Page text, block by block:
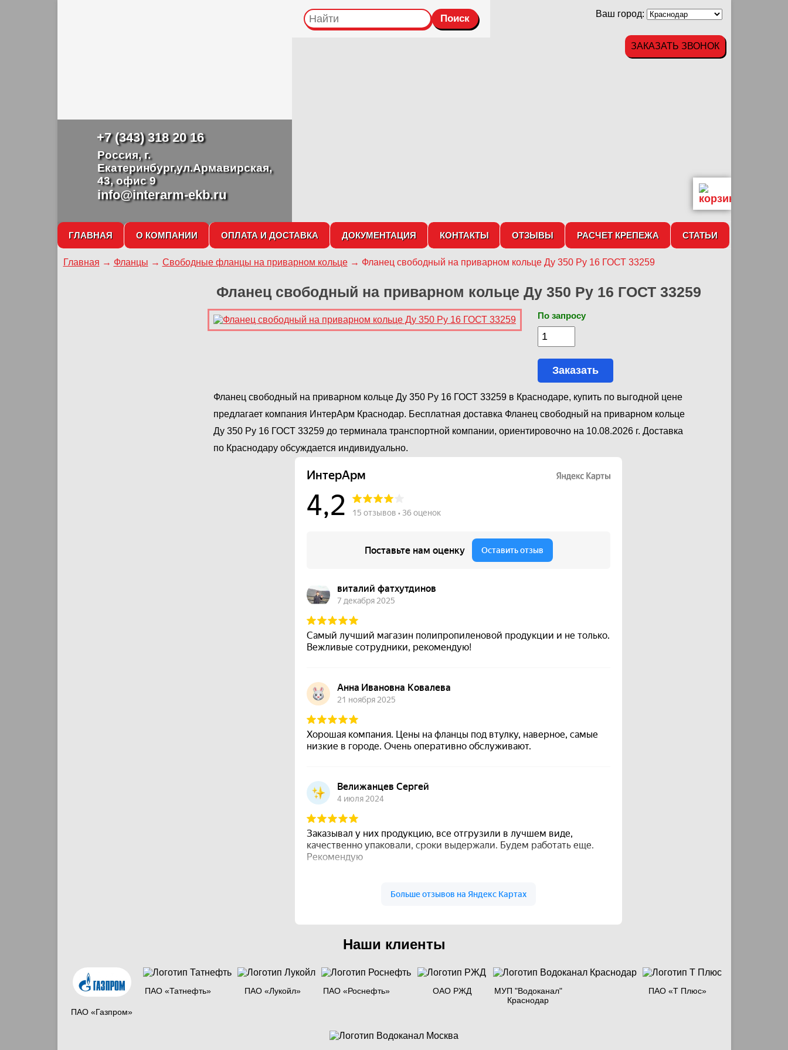
+7 (343) 318 20 16
Россия, г.
Екатеринбург,ул.Армавирская,
43, офис 9
info@interarm-ekb.ru
ЗАКАЗАТЬ ЗВОНОК
Ваш город:
ГЛАВНАЯ О КОМПАНИИ ОПЛАТА И ДОСТАВКА ДОКУМЕНТАЦИЯ КОНТАКТЫ ОТЗЫВЫ РАСЧЕТ КРЕПЕЖА СТАТЬИ
Главная → Фланцы → Свободные фланцы на приварном кольце→ Фланец свободный на приварном кольце Ду 350 Ру 16 ГОСТ 33259
Фланец свободный на приварном кольце Ду 350 Ру 16 ГОСТ 33259
По запросу
Заказать
Фланец свободный на приварном кольце Ду 350 Ру 16 ГОСТ 33259 в Краснодаре, купить по выгодной цене
предлагает компания ИнтерАрм Краснодар. Бесплатная доставка Фланец свободный на приварном кольце
Ду 350 Ру 16 ГОСТ 33259 до терминала транспортной компании, ориентировочно на 10.08.2026 г. Доставка
по Краснодару обсуждается индивидуально.
Наши клиенты
ПАО «Газпром»
ПАО «Татнефть» ПАО «Лукойл» ПАО «Роснефть» ОАО РЖД
МУП "Водоканал"
Краснодар
ПАО «Т Плюс»